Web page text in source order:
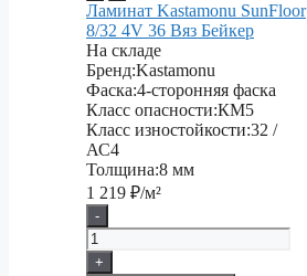
Ламинат Kastamonu SunFloor
8/32 4V 36 Вяз Бейкер
На складе
Бренд:Kastamonu
Фаска:4-сторонняя фаска
Класс опасности:КМ5
Класс изностойкости:32 /
АС4
Толщина:8 мм
1 219 ₽/м²
-
+